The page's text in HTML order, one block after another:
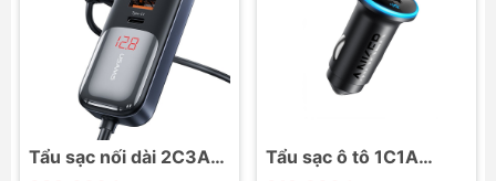
Tẩu sạc nối dài 2C3A
Tẩu sạc ô tô 1C1A